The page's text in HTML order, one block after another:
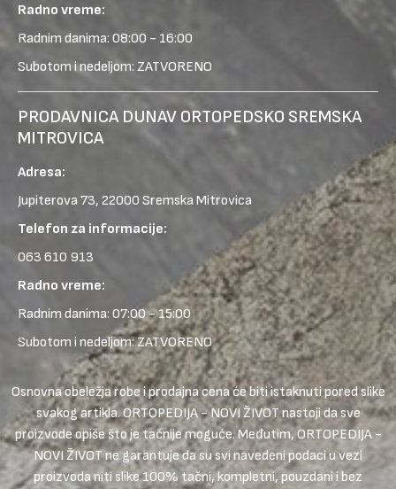
Radno vreme:
Radnim danima: 08:00 - 16:00
Subotom i nedeljom: ZATVORENO
PRODAVNICA DUNAV ORTOPEDSKO SREMSKA
MITROVICA
Adresa:
Jupiterova 73, 22000 Sremska Mitrovica
Telefon za informacije:
063 610 913
Radno vreme:
Radnim danima: 07:00 - 15:00
Subotom i nedeljom: ZATVORENO
Osnovna obeležja robe i prodajna cena će biti istaknuti pored slike
svakog artikla. ORTOPEDIJA - NOVI ŽIVOT nastoji da sve
proizvode opiše što je tačnije moguće. Međutim, ORTOPEDIJA -
NOVI ŽIVOT ne garantuje da su svi navedeni podaci u vezi
proizvoda niti slike 100% tačni, kompletni, pouzdani i bez